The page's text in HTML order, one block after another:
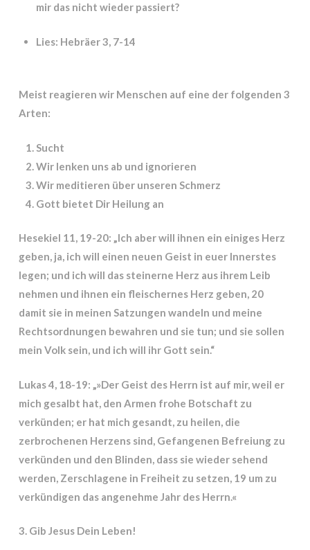
mir das nicht wieder passiert?
Lies: Hebräer 3, 7-14
Meist reagieren wir Menschen auf eine der folgenden 3
Arten:
Sucht
Wir lenken uns ab und ignorieren
Wir meditieren über unseren Schmerz
Gott bietet Dir Heilung an
Hesekiel 11, 19-20: „Ich aber will ihnen ein einiges Herz
geben, ja, ich will einen neuen Geist in euer Innerstes
legen; und ich will das steinerne Herz aus ihrem Leib
nehmen und ihnen ein fleischernes Herz geben, 20
damit sie in meinen Satzungen wandeln und meine
Rechtsordnungen bewahren und sie tun; und sie sollen
mein Volk sein, und ich will ihr Gott sein.“
Lukas 4, 18-19: „»Der Geist des Herrn ist auf mir, weil er
mich gesalbt hat, den Armen frohe Botschaft zu
verkünden; er hat mich gesandt, zu heilen, die
zerbrochenen Herzens sind, Gefangenen Befreiung zu
verkünden und den Blinden, dass sie wieder sehend
werden, Zerschlagene in Freiheit zu setzen, 19 um zu
verkündigen das angenehme Jahr des Herrn.«
3. Gib Jesus Dein Leben!